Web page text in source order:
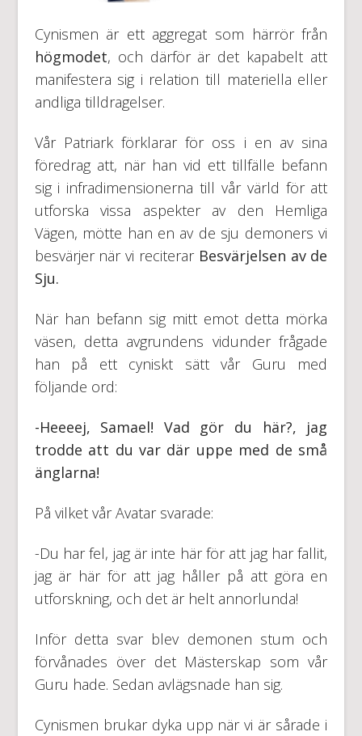
Cynismen är ett aggregat som härrör från
högmodet, och därför är det kapabelt att
manifestera sig i relation till materiella eller
andliga tilldragelser.
Vår Patriark förklarar för oss i en av sina
föredrag att, när han vid ett tillfälle befann
sig i infradimensionerna till vår värld för att
utforska vissa aspekter av den Hemliga
Vägen, mötte han en av de sju demoners vi
besvärjer när vi reciterar Besvärjelsen av de
Sju.
När han befann sig mitt emot detta mörka
väsen, detta avgrundens vidunder frågade
han på ett cyniskt sätt vår Guru med
följande ord:
-Heeeej, Samael! Vad gör du här?, jag
trodde att du var där uppe med de små
änglarna!
På vilket vår Avatar svarade:
-Du har fel, jag är inte här för att jag har fallit,
jag är här för att jag håller på att göra en
utforskning, och det är helt annorlunda!
Inför detta svar blev demonen stum och
förvånades över det Mästerskap som vår
Guru hade. Sedan avlägsnade han sig.
Cynismen brukar dyka upp när vi är sårade i